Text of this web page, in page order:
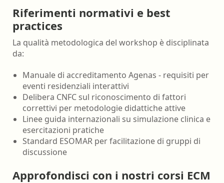
Riferimenti normativi e best
practices
La qualità metodologica del workshop è disciplinata
da:
Manuale di accreditamento Agenas - requisiti per
eventi residenziali interattivi
Delibera CNFC sul riconoscimento di fattori
correttivi per metodologie didattiche attive
Linee guida internazionali su simulazione clinica e
esercitazioni pratiche
Standard ESOMAR per facilitazione di gruppi di
discussione
Approfondisci con i nostri corsi ECM